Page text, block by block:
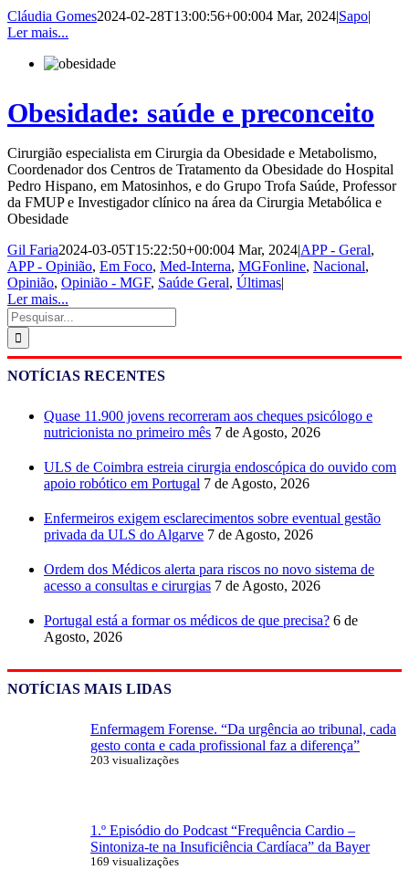
Cláudia Gomes2024-02-28T13:00:56+00:004 Mar, 2024|Sapo|
Ler mais...
Obesidade: saúde e preconceito
Cirurgião especialista em Cirurgia da Obesidade e Metabolismo,
Coordenador dos Centros de Tratamento da Obesidade do Hospital
Pedro Hispano, em Matosinhos, e do Grupo Trofa Saúde, Professor
da FMUP e Investigador clínico na área da Cirurgia Metabólica e
Obesidade
Gil Faria2024-03-05T15:22:50+00:004 Mar, 2024|APP - Geral,
APP - Opinião, Em Foco, Med-Interna, MGFonline, Nacional,
Opinião, Opinião - MGF, Saúde Geral, Últimas|
Ler mais...
Pesquisar
NOTÍCIAS RECENTES
Quase 11.900 jovens recorreram aos cheques psicólogo e
nutricionista no primeiro mês 7 de Agosto, 2026
ULS de Coimbra estreia cirurgia endoscópica do ouvido com
apoio robótico em Portugal 7 de Agosto, 2026
Enfermeiros exigem esclarecimentos sobre eventual gestão
privada da ULS do Algarve 7 de Agosto, 2026
Ordem dos Médicos alerta para riscos no novo sistema de
acesso a consultas e cirurgias 7 de Agosto, 2026
Portugal está a formar os médicos de que precisa? 6 de
Agosto, 2026
NOTÍCIAS MAIS LIDAS
Enfermagem Forense. “Da urgência ao tribunal, cada
gesto conta e cada profissional faz a diferença”
203 visualizações
1.º Episódio do Podcast “Frequência Cardio –
Sintoniza-te na Insuficiência Cardíaca” da Bayer
169 visualizações